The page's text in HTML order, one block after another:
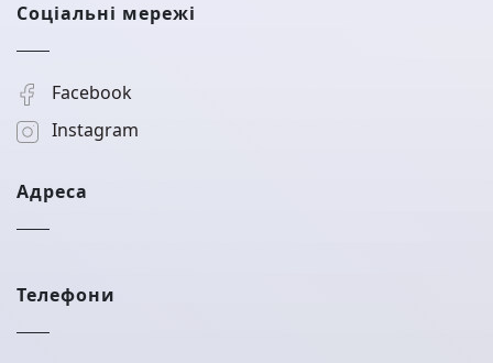
Соціальні мережі
Facebook
Instagram
Адреса
Телефони